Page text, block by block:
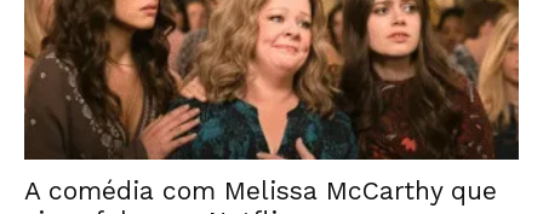
A comédia com Melissa McCarthy que